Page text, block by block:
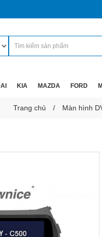
KIA MAZDA FORD
Trang chủ Màn hình